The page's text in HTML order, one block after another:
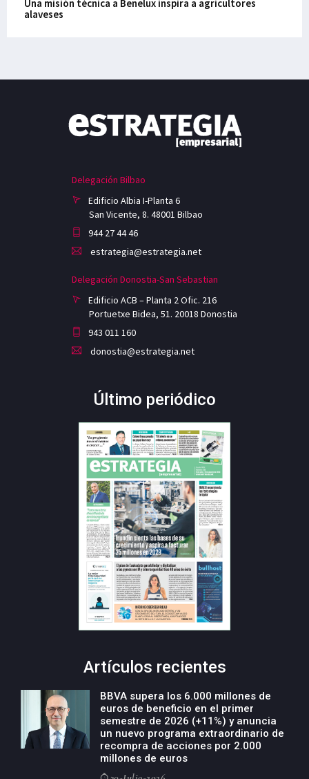
Una misión técnica a Benelux inspira a agricultores
alaveses
Delegación Bilbao
Edificio Albia I-Planta 6
San Vicente, 8. 48001 Bilbao
944 27 44 46
estrategia@estrategia.net
Delegación Donostia-San Sebastian
Edificio ACB – Planta 2 Ofic. 216
Portuetxe Bidea, 51. 20018 Donostia
943 011 160
donostia@estrategia.net
Último periódico
Artículos recientes
BBVA supera los 6.000 millones de
euros de beneficio en el primer
semestre de 2026 (+11%) y anuncia
un nuevo programa extraordinario de
recompra de acciones por 2.000
millones de euros